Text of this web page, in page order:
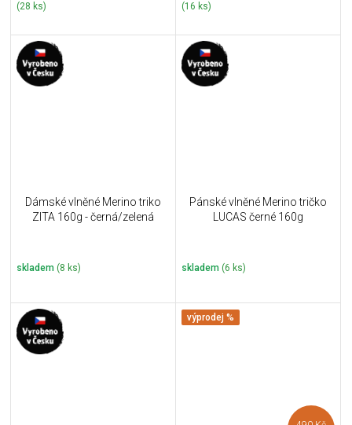
(28 ks)
(16 ks)
Dámské vlněné Merino triko
ZITA 160g - černá/zelená
skladem (8 ks)
Pánské vlněné Merino tričko
LUCAS černé 160g
skladem (6 ks)
výprodej %